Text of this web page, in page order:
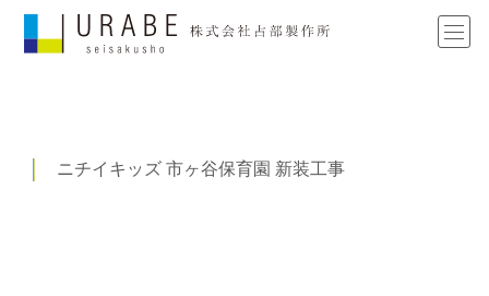
ニチイキッズ 市ヶ谷保育園 新装工事